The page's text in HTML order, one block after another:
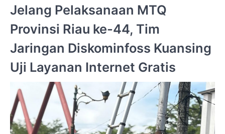
Jelang Pelaksanaan MTQ
Provinsi Riau ke-44, Tim
Jaringan Diskominfoss Kuansing
Uji Layanan Internet Gratis